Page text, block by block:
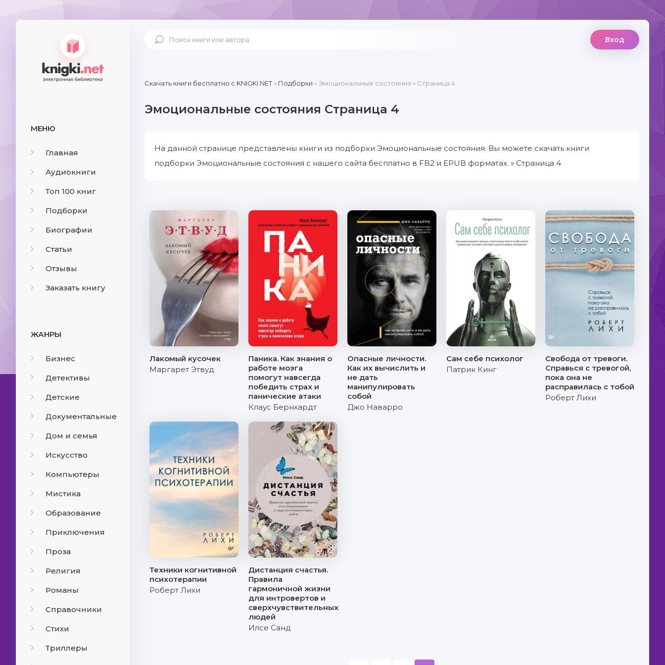
МЕНЮ
Главная
Аудиокниги
Топ 100 книг
Подборки
Биографии
Статьи
Отзывы
Заказать книгу
ЖАНРЫ
Бизнес
Детективы
Детские
Документальные
Дом и семья
Искусство
Компьютеры
Мистика
Образование
Приключения
Проза
Религия
Романы
Справочники
Стихи
Триллеры
Вход
Скачать книги бесплатно c KNIGKI.NET» Подборки » Эмоциональные состояния » Страница 4
Эмоциональные состояния Страница 4
На данной странице представлены книги из подборки Эмоциональные состояния. Вы можете скачать книги
подборки Эмоциональные состояния с нашего сайта бесплатно в FB2 и EPUB форматах. » Страница 4
Лакомый кусочек
Маргарет Этвуд
Паника. Как знания о
работе мозга
помогут навсегда
победить страх и
панические атаки
Клаус Бернхардт
Опасные личности.
Как их вычислить и
не дать
манипулировать
собой
Джо Наварро
Сам себе психолог
Патрик Кинг
Свобода от тревоги.
Справься с тревогой,
пока она не
расправилась с тобой
Роберт Лихи
Техники когнитивной
психотерапии
Роберт Лихи
Дистанция счастья.
Правила
гармоничной жизни
для интровертов и
сверхчувствительных
людей
Илсе Санд